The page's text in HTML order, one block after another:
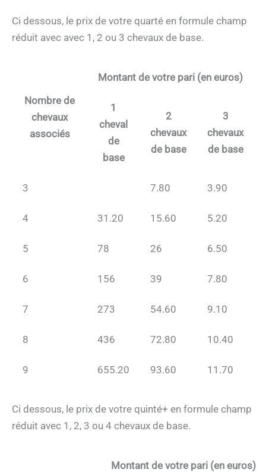
Ci dessous, le prix de votre quarté en formule champ
réduit avec avec 1, 2 ou 3 chevaux de base.
Nombre de
chevaux
associés
Montant de votre pari (en euros)
1
cheval
de
base
2
chevaux
de base
3
chevaux
de base
3 7.80 3.90
4 31.20 15.60 5.20
5 78 26 6.50
6 156 39 7.80
7 273 54.60 9.10
8 436 72.80 10.40
9 655.20 93.60 11.70
Ci dessous, le prix de votre quinté+ en formule champ
réduit avec 1, 2, 3 ou 4 chevaux de base.
Montant de votre pari (en euros)